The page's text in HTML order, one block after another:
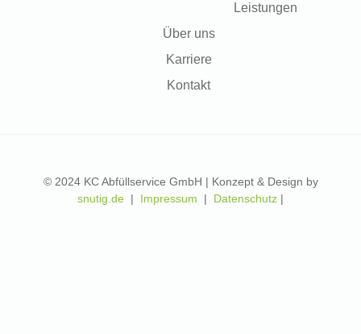
Leistungen
Über uns
Karriere
Kontakt
© 2024 KC Abfüllservice GmbH | Konzept & Design by
snutig.de | Impressum | Datenschutz |